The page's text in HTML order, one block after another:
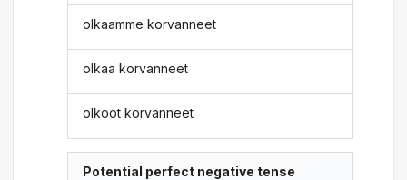
olkaamme korvanneet
olkaa korvanneet
olkoot korvanneet
Potential perfect negative tense